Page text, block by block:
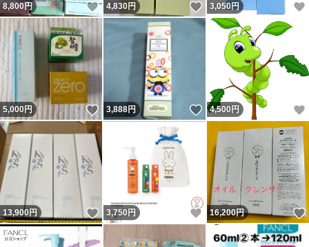
8,800円 いいね！
4,830円 いいね！
3,050円
5,000円 いいね！
3,888円 いいね！
4,500 円
13,900円 いいね！
3,750 円 いいね！
16,200円